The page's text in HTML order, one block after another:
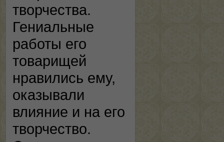
творчества.
Гениальные
работы его
товарищей
нравились ему,
оказывали
влияние и на его
творчество.